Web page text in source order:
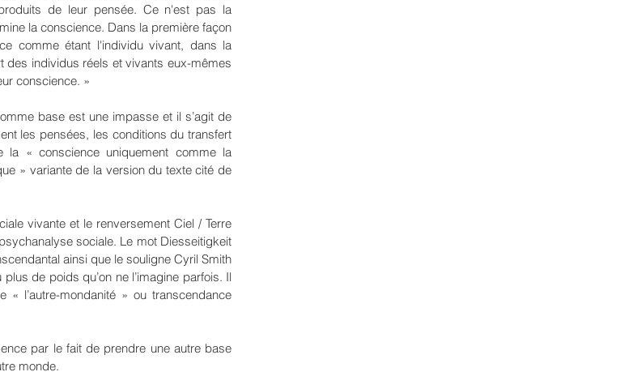
de leur pensée. Ce n'est pas la
la conscience. Dans la première façon
comme étant l'individu vivant, dans la
des individus réels et vivants eux-mêmes
conscience. »
base est une impasse et il s’agit de
les pensées, les conditions du transfert
« conscience uniquement comme la
» variante de la version du texte cité de
vivante et le renversement Ciel / Terre
sociale. Le mot Diesseitigkeit
ainsi que le souligne Cyril Smith
de poids qu’on ne l’imagine parfois. Il
l’autre-mondanité » ou transcendance
par le fait de prendre une autre base
monde.